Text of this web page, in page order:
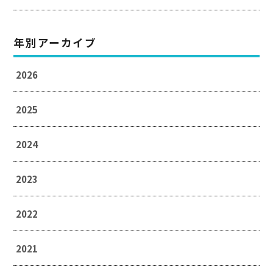
年別アーカイブ
2026
2025
2024
2023
2022
2021